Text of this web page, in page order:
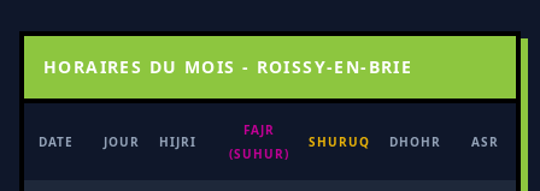
HORAIRES DU MOIS - ROISSY-EN-BRIE
DATE JOUR HIJRI
FAJR
(SUHUR)
SHURUQ DHOHR ASR